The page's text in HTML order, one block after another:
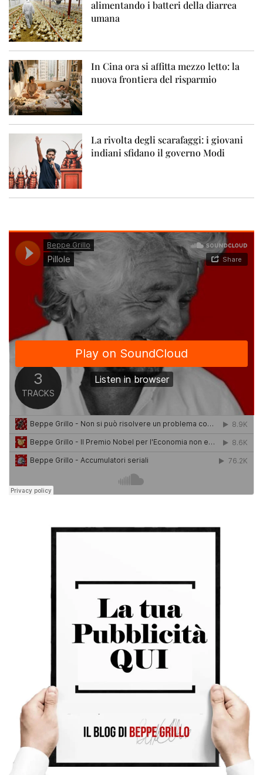
alimentando i batteri della diarrea
umana
In Cina ora si affitta mezzo letto: la
nuova frontiera del risparmio
La rivolta degli scarafaggi: i giovani
indiani sfidano il governo Modi